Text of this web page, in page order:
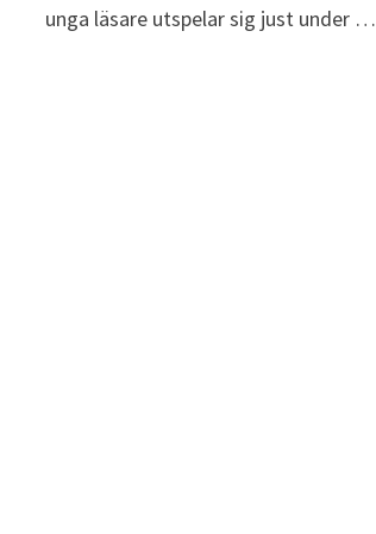
unga läsare utspelar sig just under …